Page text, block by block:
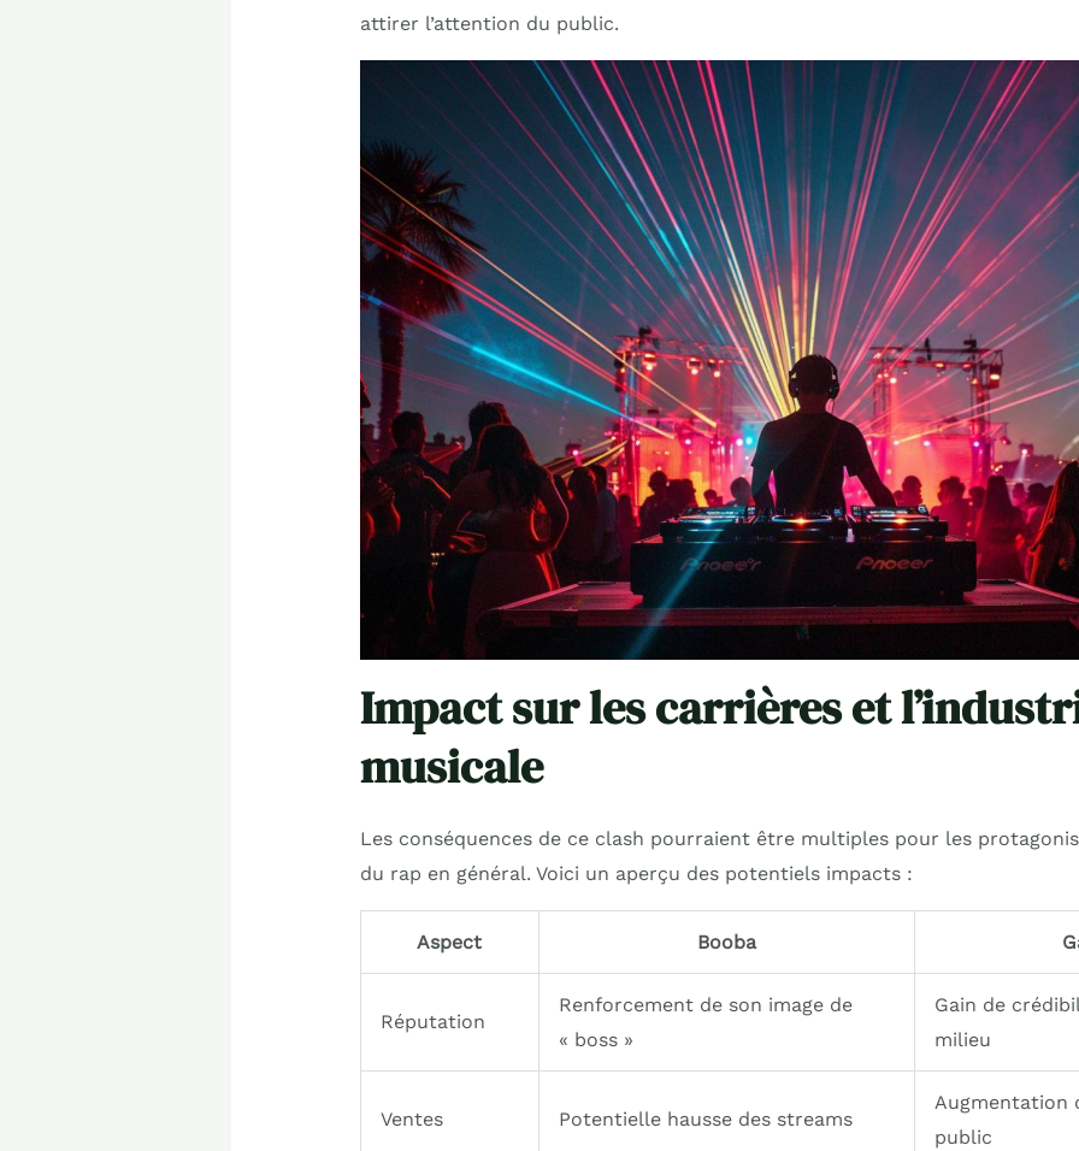
attirer l’attention du public.
Impact sur les carrières et
musicale
Les conséquences de ce clash pourraient être multiples pour les
du rap en général. Voici un aperçu des potentiels impacts :
Aspect Booba
Réputation
Renforcement de son image de
« boss »
Gain de
milieu
Ventes Potentielle hausse des streams
Augmentation
public